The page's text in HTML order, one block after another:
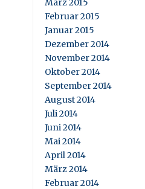
Februar 2015
Januar 2015
Dezember 2014
November 2014
Oktober 2014
September 2014
August 2014
Juli 2014
Juni 2014
Mai 2014
April 2014
März 2014
Februar 2014